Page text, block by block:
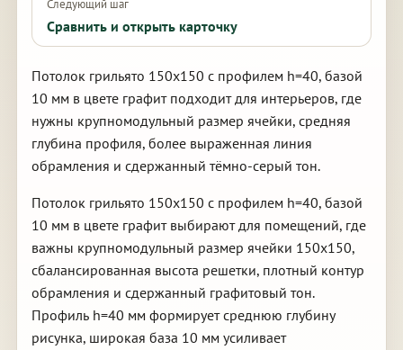
Следующий шаг
Сравнить и открыть карточку
Потолок грильято 150х150 с профилем h=40, базой
10 мм в цвете графит подходит для интерьеров, где
нужны крупномодульный размер ячейки, средняя
глубина профиля, более выраженная линия
обрамления и сдержанный тёмно-серый тон.
Потолок грильято 150х150 с профилем h=40, базой
10 мм в цвете графит выбирают для помещений, где
важны крупномодульный размер ячейки 150х150,
сбалансированная высота решетки, плотный контур
обрамления и сдержанный графитовый тон.
Профиль h=40 мм формирует среднюю глубину
рисунка, широкая база 10 мм усиливает